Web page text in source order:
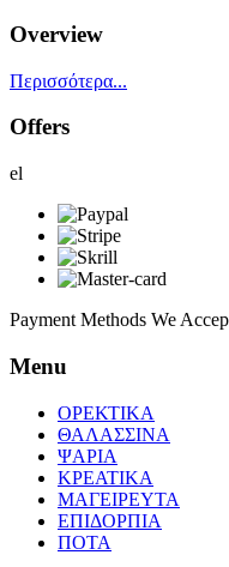
Overview
Περισσότερα...
Offers
el
Payment Methods We
Menu
ΟΡΕΚΤΙΚΑ
ΘΑΛΑΣΣΙΝΑ
ΨΑΡΙΑ
ΚΡΕΑΤΙΚΑ
ΜΑΓΕΙΡΕΥΤΑ
ΕΠΙΔΟΡΠΙΑ
ΠΟΤΑ